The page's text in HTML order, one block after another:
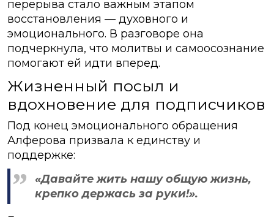
перерыва стало важным этапом
восстановления — духовного и
эмоционального. В разговоре она
подчеркнула, что молитвы и самоосознание
помогают ей идти вперед.
Жизненный посыл и
вдохновение для подписчиков
Под конец эмоционального обращения
Алферова призвала к единству и
поддержке:
«Давайте жить нашу общую жизнь,
крепко держась за руки!».